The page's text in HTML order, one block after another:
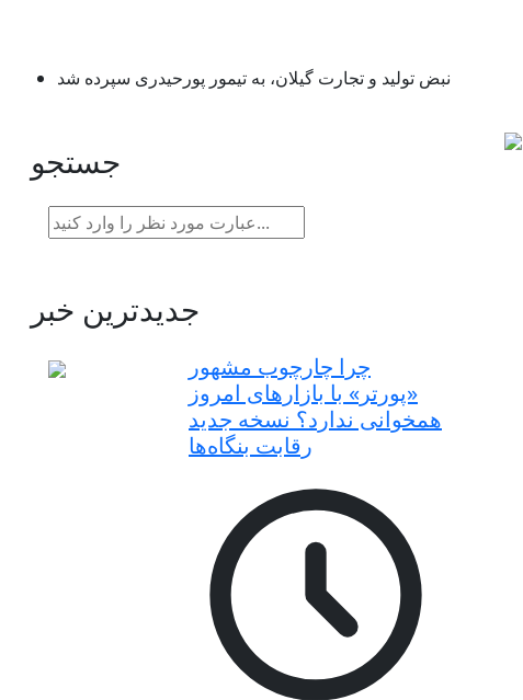
نبض تولید و تجارت گیلان، به تیمور پورحیدری سپرده شد
جستجو
جدیدترین خبر
چرا چارچوب مشهور
«پورتر» با بازارهای امروز
همخوانی ندارد؟ نسخه جدید
رقابت‌ بنگاه‌ها